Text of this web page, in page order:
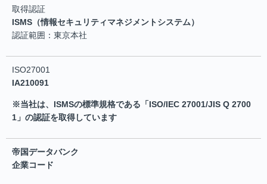
取得認証
ISMS（情報セキュリティマネジメントシステム）
認証範囲：東京本社
ISO27001
IA210091
※当社は、ISMSの標準規格である「ISO/IEC 27001/JIS Q 2700
1」の認証を取得しています
帝国データバンク
企業コード